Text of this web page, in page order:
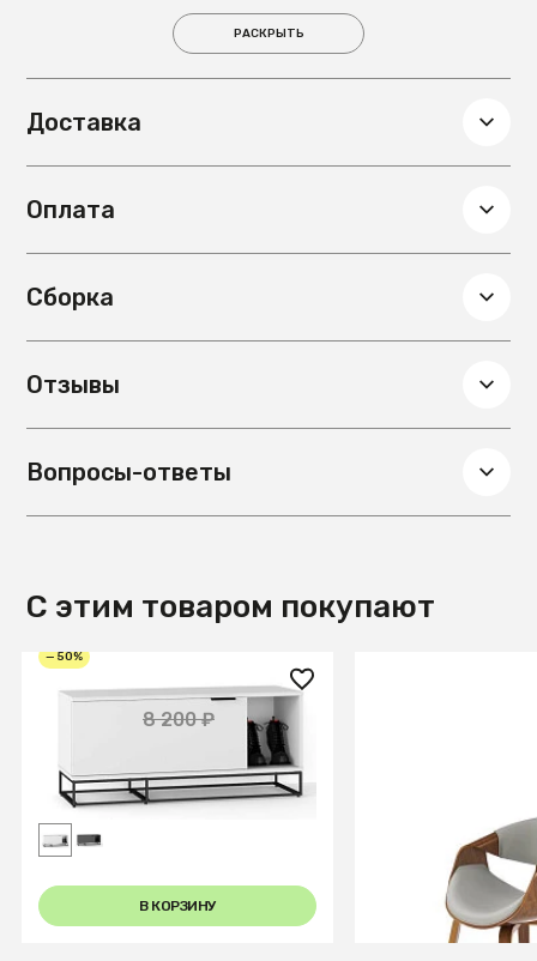
1,35
РАСКРЫТЬ
Доставка
Оплата
Сборка
Отзывы
Вопросы-ответы
С этим товаром покупают
— 50%
8 200 ₽
В КОРЗИНУ В